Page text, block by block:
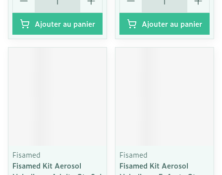
Ajouter au panier Ajouter au panier
Fisamed
Fisamed Kit Aerosol
Fisamed
Fisamed Kit Aerosol